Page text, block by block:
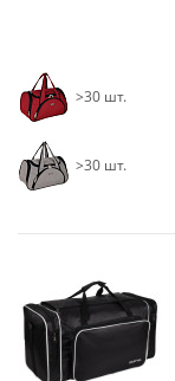
>30 шт.
>30 шт.